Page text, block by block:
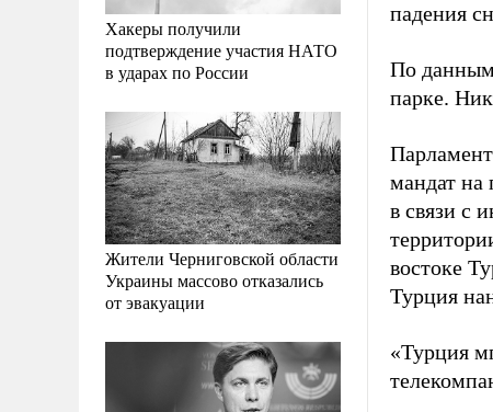
Хакеры получили
подтверждение участия НАТО
в ударах по России
Жители Черниговской области
Украины массово отказались
от эвакуации
падения
По данным
парке.
мандат на
в связи с
востоке
Турция
«Турция